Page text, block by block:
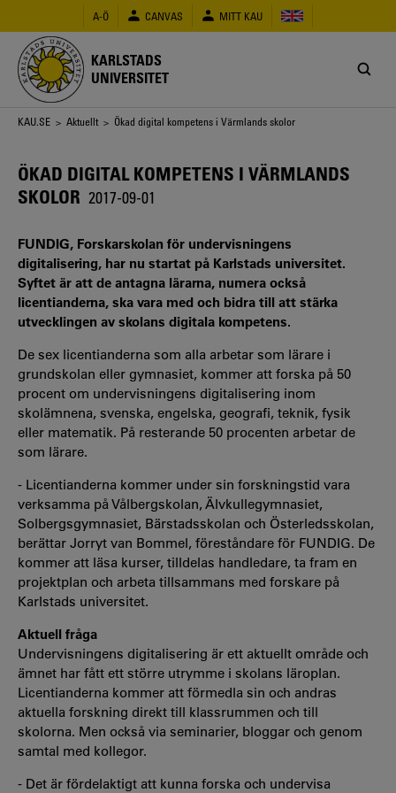
huvudinnehåll
A-Ö CANVAS MITT KAU
KARLSTADS
UNIVERSITET
Länkstig
KAU.SE > Aktuellt > Ökad digital kompetens i Värmlands skolor
ÖKAD DIGITAL KOMPETENS I VÄRMLANDS
SKOLOR 2017-09-01
FUNDIG, Forskarskolan för undervisningens
digitalisering, har nu startat på Karlstads universitet.
Syftet är att de antagna lärarna, numera också
licentianderna, ska vara med och bidra till att stärka
utvecklingen av skolans digitala kompetens.
De sex licentianderna som alla arbetar som lärare i
grundskolan eller gymnasiet, kommer att forska på 50
procent om undervisningens digitalisering inom
skolämnena, svenska, engelska, geografi, teknik, fysik
eller matematik. På resterande 50 procenten arbetar de
som lärare.
- Licentianderna kommer under sin forskningstid vara
verksamma på Vålbergskolan, Älvkullegymnasiet,
Solbergsgymnasiet, Bärstadsskolan och Österledsskolan,
berättar Jorryt van Bommel, föreståndare för FUNDIG. De
kommer att läsa kurser, tilldelas handledare, ta fram en
projektplan och arbeta tillsammans med forskare på
Karlstads universitet.
Aktuell fråga
Undervisningens digitalisering är ett aktuellt område och
ämnet har fått ett större utrymme i skolans läroplan.
Licentianderna kommer att förmedla sin och andras
aktuella forskning direkt till klassrummen och till
skolorna. Men också via seminarier, bloggar och genom
samtal med kollegor.
- Det är fördelaktigt att kunna forska och undervisa